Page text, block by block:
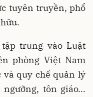
tuyên truyền, phổ
trung vào Luật
phòng Việt Nam
quy chế quản lý
tôn giáo...